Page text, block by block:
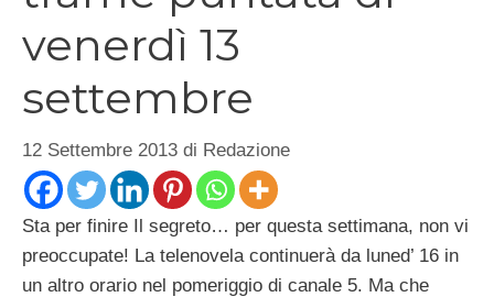
venerdì 13
settembre
12 Settembre 2013 di Redazione
Sta per finire Il segreto… per questa settimana, non vi
preoccupate! La telenovela continuerà da luned’ 16 in
un altro orario nel pomeriggio di canale 5. Ma che